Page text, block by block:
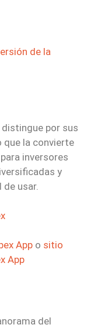
de la
distingue por sus
que la convierte
inversores
y
usar.
App o sitio
App
del